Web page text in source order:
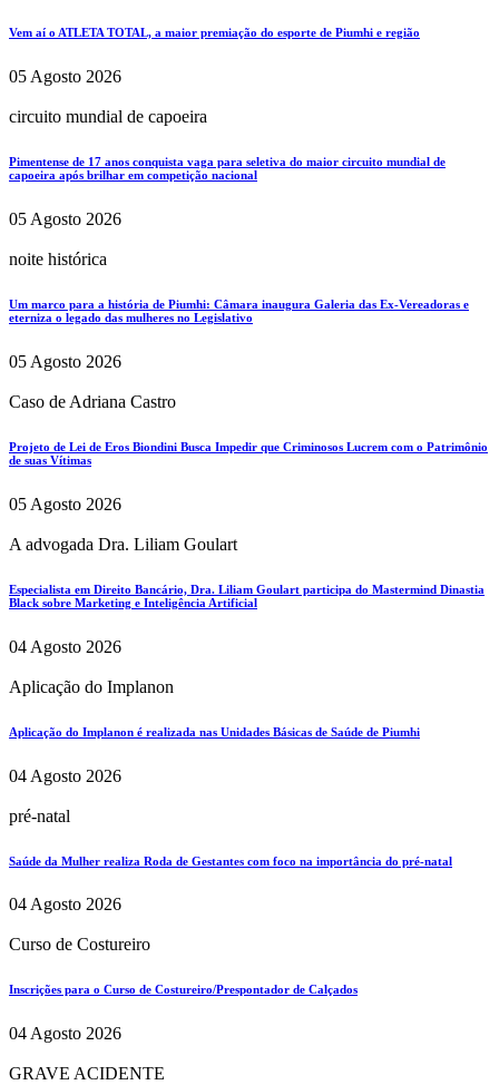
Vem aí o ATLETA TOTAL, a maior premiação do esporte de Piumhi e região
05 Agosto 2026
circuito mundial de capoeira
Pimentense de 17 anos conquista vaga para seletiva do maior circuito mundial de
capoeira após brilhar em competição nacional
05 Agosto 2026
noite histórica
Um marco para a história de Piumhi: Câmara inaugura Galeria das Ex-Vereadoras e
eterniza o legado das mulheres no Legislativo
05 Agosto 2026
Caso de Adriana Castro
Projeto de Lei de Eros Biondini Busca Impedir que Criminosos Lucrem com o Patrimônio
de suas Vítimas
05 Agosto 2026
A advogada Dra. Liliam Goulart
Especialista em Direito Bancário, Dra. Liliam Goulart participa do Mastermind Dinastia
Black sobre Marketing e Inteligência Artificial
04 Agosto 2026
Aplicação do Implanon
Aplicação do Implanon é realizada nas Unidades Básicas de Saúde de Piumhi
04 Agosto 2026
pré-natal
Saúde da Mulher realiza Roda de Gestantes com foco na importância do pré-natal
04 Agosto 2026
Curso de Costureiro
Inscrições para o Curso de Costureiro/Prespontador de Calçados
04 Agosto 2026
GRAVE ACIDENTE